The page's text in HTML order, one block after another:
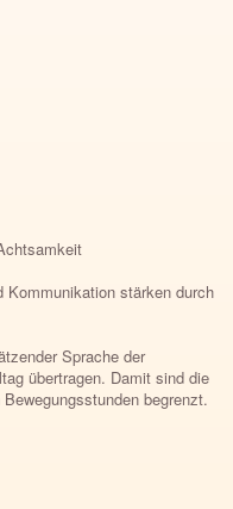
Kommunikation stärken durch
Sprache der
übertragen. Damit sind die
begrenzt.